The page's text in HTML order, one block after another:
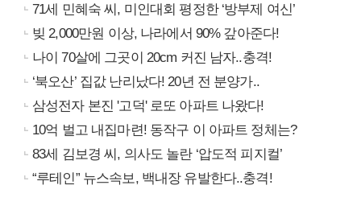
71세 민혜숙 씨, 미인대회 평정한 ‘방부제 여신’
빚 2,000만원 이상, 나라에서 90% 갚아준다!
나이 70살에 그곳이 20cm 커진 남자..충격!
‘북오산’ 집값 난리났다! 20년 전 분양가..
삼성전자 본진 '고덕' 로또 아파트 나왔다!
10억 벌고 내집마련! 동작구 이 아파트 정체는?
83세 김보경 씨, 의사도 놀란 ‘압도적 피지컬’
“루테인” 뉴스속보, 백내장 유발한다..충격!